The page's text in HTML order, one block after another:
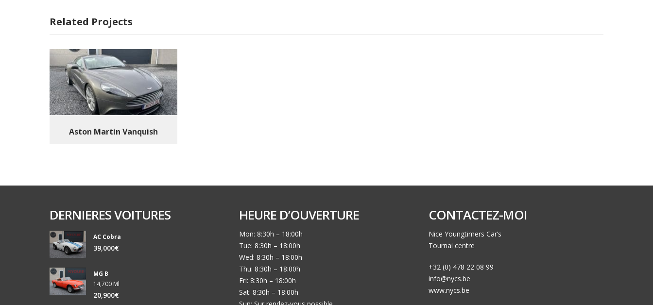
Related Projects
Aston Martin Vanquish
DERNIERES VOITURES
AC Cobra
39,000€
MG B
14,700 Ml
20,900€
HEURE D’OUVERTURE
Mon: 8:30h – 18:00h
Tue: 8:30h – 18:00h
Wed: 8:30h – 18:00h
Thu: 8:30h – 18:00h
Fri: 8:30h – 18:00h
Sat: 8:30h – 18:00h
CONTACTEZ-MOI
Nice Youngtimers Car’s
Tournai centre
+32 (0) 478 22 08 99
info@nycs.be
www.nycs.be